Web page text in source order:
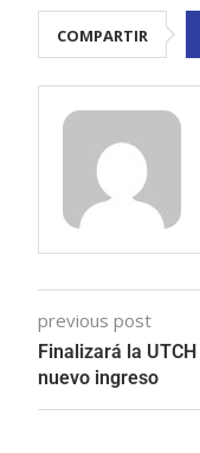
COMPARTIR
previous post
Finalizará la
nuevo ingreso